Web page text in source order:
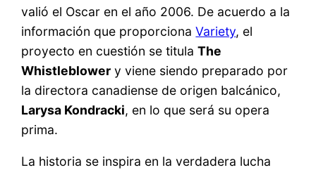
valió el Oscar en el año 2006. De acuerdo a la
información que proporcionaVariety, el
proyecto en cuestión se titulaThe
Whistleblower y viene siendo preparado por
la directora canadiense de origen balcánico,
Larysa Kondracki, en lo que será su opera
prima.
La historia se inspira en la verdadera lucha